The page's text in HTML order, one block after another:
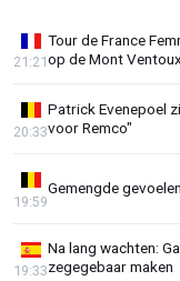
Tour de France
op de Mont
21:21
Patrick Evenepoel
voor Remco"
20:33
Gemengde
19:59
Na lang wachten:
zegegebaar maken
19:33